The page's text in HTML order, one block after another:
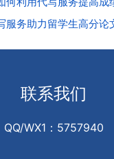
服务助力留学生高分论
联系我们
QQ/WX1：5757940